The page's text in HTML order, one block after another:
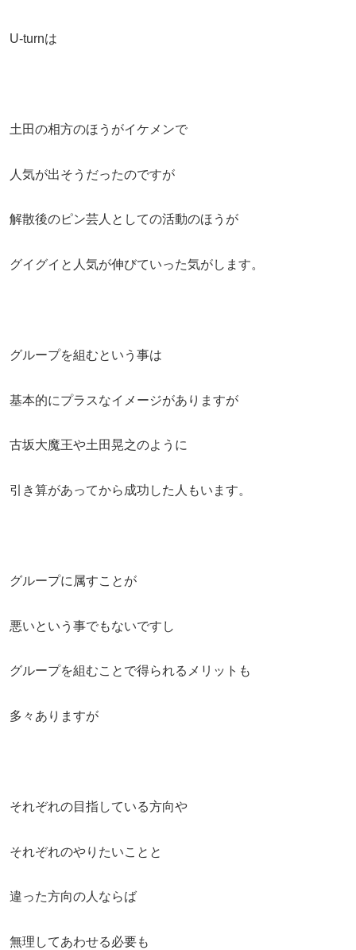
U-turnは
土田の相方のほうがイケメンで
人気が出そうだったのですが
解散後のピン芸人としての活動のほうが
グイグイと人気が伸びていった気がします。
グループを組むという事は
基本的にプラスなイメージがありますが
古坂大魔王や土田晃之のように
引き算があってから成功した人もいます。
グループに属すことが
悪いという事でもないですし
グループを組むことで得られるメリットも
多々ありますが
それぞれの目指している方向や
それぞれのやりたいことと
違った方向の人ならば
無理してあわせる必要も